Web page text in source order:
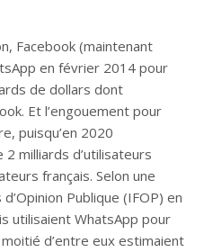
Facebook (maintenant
en février 2014 pour
de dollars dont
Et l’engouement pour
puisqu’en 2020
milliards d’utilisateurs
français. Selon une
Publique (IFOP) en
utilisaient WhatsApp pour
d’entre eux estimaient